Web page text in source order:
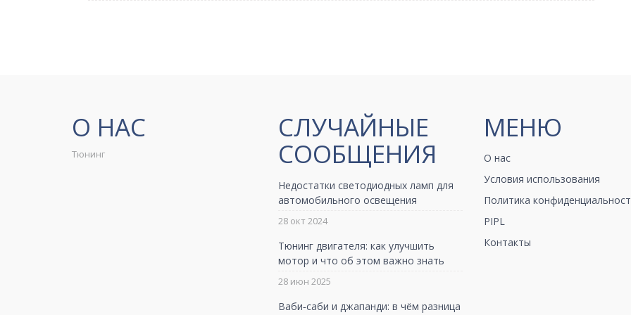
О НАС
Тюнинг
СЛУЧАЙНЫЕ
СООБЩЕНИЯ
Недостатки светодиодных ламп для
автомобильного освещения
28 окт 2024
Тюнинг двигателя: как улучшить
мотор и что об этом важно знать
28 июн 2025
Ваби‑саби и джапанди: в чём разница
МЕНЮ
О нас
Условия использования
Политика
PIPL
Контакты